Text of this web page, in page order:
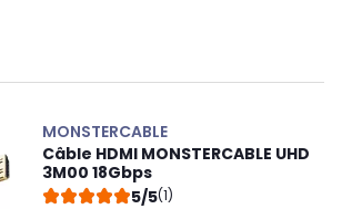
MONSTERCABLE
Câble HDMI MONSTERCABLE UHD
3M00 18Gbps
5/5(1)